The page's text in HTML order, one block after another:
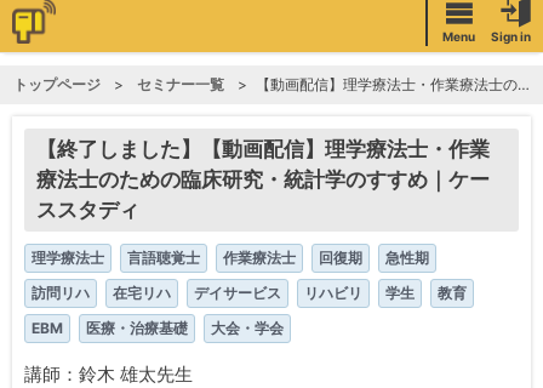
Menu Sign in
トップページ セミナー一覧 【動画配信】理学療法士・作業療法士のための臨床研究・統計学のすすめ｜ケーススタディ
【終了しました】【動画配信】理学療法士・作業
療法士のための臨床研究・統計学のすすめ｜ケー
ススタディ
理学療法士 言語聴覚士 作業療法士 回復期
急性期
訪問リハ
在宅リハ デイサービス リハビリ 学生
教育
EBM
医療・治療基礎 大会・学会
講師：鈴木 雄太先生